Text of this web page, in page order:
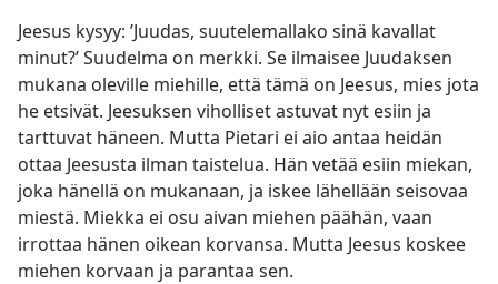
Jeesus kysyy: ’Juudas, suutelemallako sinä kavallat
minut?’ Suudelma on merkki. Se ilmaisee Juudaksen
mukana oleville miehille, että tämä on Jeesus, mies jota
he etsivät. Jeesuksen viholliset astuvat nyt esiin ja
tarttuvat häneen. Mutta Pietari ei aio antaa heidän
ottaa Jeesusta ilman taistelua. Hän vetää esiin miekan,
joka hänellä on mukanaan, ja iskee lähellään seisovaa
miestä. Miekka ei osu aivan miehen päähän, vaan
irrottaa hänen oikean korvansa. Mutta Jeesus koskee
miehen korvaan ja parantaa sen.